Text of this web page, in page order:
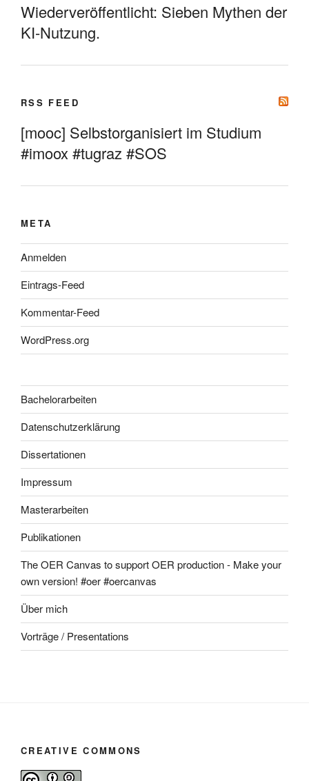
Wiederveröffentlicht: Sieben Mythen der
KI-Nutzung.
RSS FEED
[mooc] Selbstorganisiert im Studium
#imoox #tugraz #SOS
META
Anmelden
Eintrags-Feed
Kommentar-Feed
WordPress.org
Bachelorarbeiten
Datenschutzerklärung
Dissertationen
Impressum
Masterarbeiten
Publikationen
The OER Canvas to support OER production - Make your
own version! #oer #oercanvas
Über mich
Vorträge / Presentations
CREATIVE COMMONS